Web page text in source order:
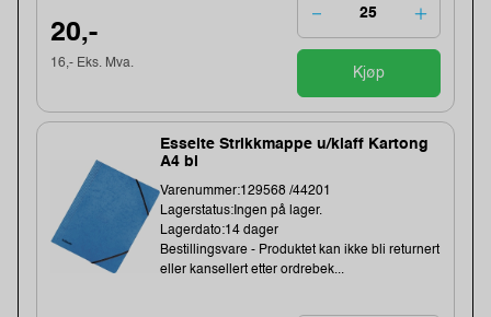
20,-
16,- Eks. Mva.
Kjøp
Esselte Strikkmappe u/klaff Kartong
A4 bl
Varenummer:129568 /44201
Lagerstatus:Ingen på lager.
Lagerdato:14 dager
Bestillingsvare - Produktet kan ikke bli returnert
eller kansellert etter ordrebek...